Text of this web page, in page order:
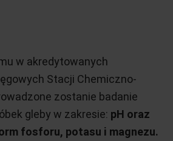
w akredytowanych
Stacji Chemiczno-
zostanie badanie
gleby w zakresie: pH oraz
fosforu, potasu i magnezu.